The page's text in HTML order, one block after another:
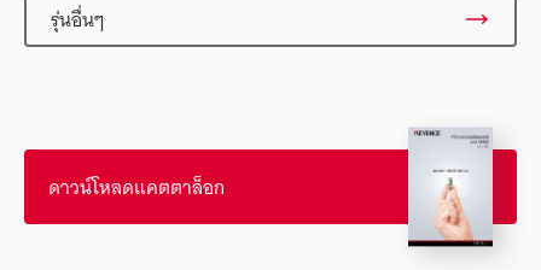
รุ่นอื่นๆ
ดาวน์โหลดแคตตาล็อก